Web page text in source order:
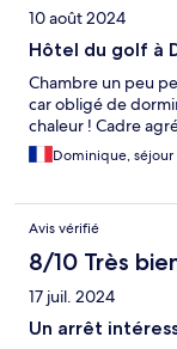
10 août 2024
Hôtel du golf à
Chambre un peu
car obligé de
chaleur ! Cadre
Dominique, séjour
Avis vérifié
8/10 Très
17 juil. 2024
Un arrêt